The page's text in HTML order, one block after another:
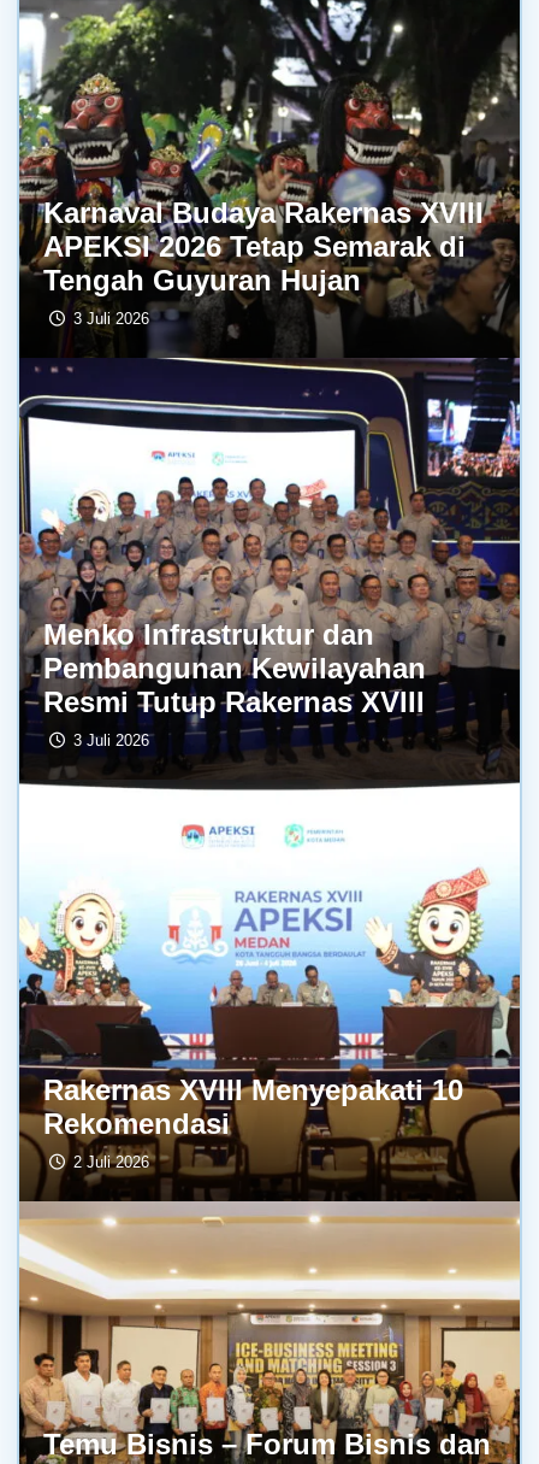
Karnaval Budaya Rakernas XVIII
APEKSI 2026 Tetap Semarak di
Tengah Guyuran Hujan
3 Juli 2026
Menko Infrastruktur dan
Pembangunan Kewilayahan
Resmi Tutup Rakernas XVIII
3 Juli 2026
Rakernas XVIII Menyepakati 10
Rekomendasi
2 Juli 2026
Temu Bisnis – Forum Bisnis dan